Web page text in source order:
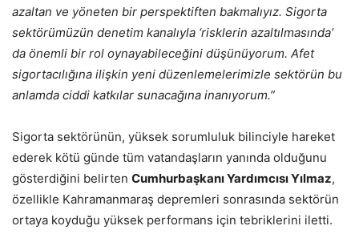
azaltan ve yöneten bir perspektiften bakmalıyız. Sigorta
sektörümüzün denetim kanalıyla ‘risklerin azaltılmasında’
da önemli bir rol oynayabileceğini düşünüyorum. Afet
sigortacılığına ilişkin yeni düzenlemelerimizle sektörün bu
anlamda ciddi katkılar sunacağına inanıyorum.”
Sigorta sektörünün, yüksek sorumluluk bilinciyle hareket
ederek kötü günde tüm vatandaşların yanında olduğunu
gösterdiğini belirten Cumhurbaşkanı Yardımcısı Yılmaz,
özellikle Kahramanmaraş depremleri sonrasında sektörün
ortaya koyduğu yüksek performans için tebriklerini iletti.